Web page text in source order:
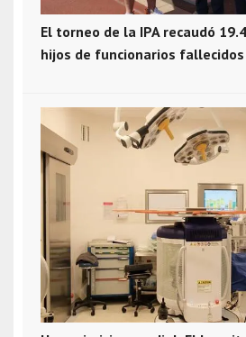
El torneo de la IPA recaudó
hijos de funcionarios fallecidos